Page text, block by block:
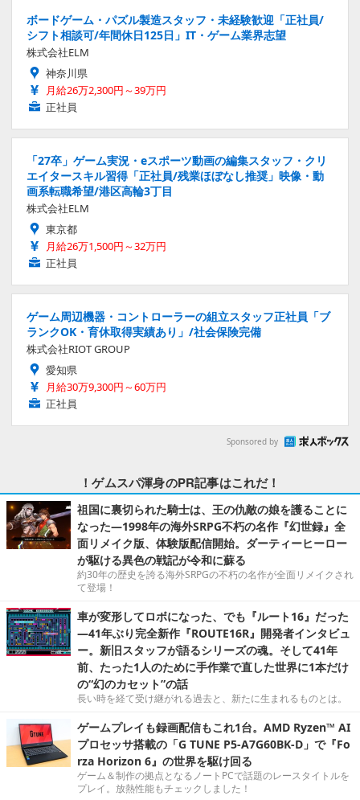
ボードゲーム・パズル製造スタッフ・未経験歓迎「正社員/
シフト相談可/年間休日125日」IT・ゲーム業界志望
株式会社ELM
神奈川県
月給26万2,300円～39万円
正社員
「27卒」ゲーム実況・eスポーツ動画の編集スタッフ・クリ
エイタースキル習得「正社員/残業ほぼなし推奨」映像・動
画系転職希望/港区高輪3丁目
株式会社ELM
東京都
月給26万1,500円～32万円
正社員
ゲーム周辺機器・コントローラーの組立スタッフ正社員「ブ
ランクOK・育休取得実績あり」/社会保険完備
株式会社RIOT GROUP
愛知県
月給30万9,300円～60万円
正社員
Sponsored by
！ゲムスパ渾身のPR記事はこれだ！
祖国に裏切られた騎士は、王の仇敵の娘を護ることに
なった―1998年の海外SRPG不朽の名作『幻世録』全
面リメイク版、体験版配信開始。ダーティーヒーロー
が駆ける異色の戦記が令和に蘇る
約30年の歴史を誇る海外SRPGの不朽の名作が全面リメイクされ
て登場！
車が変形してロボになった、でも『ルート16』だった
―41年ぶり完全新作『ROUTE16R』開発者インタビュ
ー。新旧スタッフが語るシリーズの魂。そして41年
前、たった1人のために手作業で直した世界に1本だけ
の“幻のカセット”の話
長い時を経て受け継がれる過去と、新たに生まれるものとは。
ゲームプレイも録画配信もこれ1台。AMD Ryzen™ AI
プロセッサ搭載の「G TUNE P5-A7G60BK-D」で『Fo
rza Horizon 6』の世界を駆け回る
ゲーム＆制作の拠点となるノートPCで話題のレースタイトルを
プレイ。放熱性能もチェックしました！